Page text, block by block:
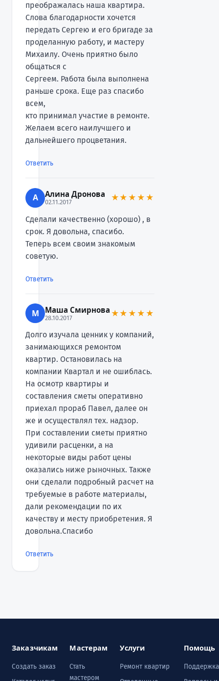
преображалась наша квартира.
Слова благодарности хочется
передать Сергею и его бригаде за
проделанную работу, и мастеру
Михаилу. Очень приятно было
общаться с
Сергеем. Работа была выполнена
раньше срока. Еще раз спасибо
всем,
кто принимал участие в ремонте.
Желаем всего наилучшего и
дальнейшего процветания.
Ответить
А Алина Дронова
02.11.2017 ★★★★★
Сделали качественно (хорошо) , в
срок. Я довольна, спасибо.
Теперь всем своим знакомым
советую.
Ответить
М Маша Смирнова
28.10.2017 ★★★★★
Долго изучала ценник у компаний,
занимающихся ремонтом
квартир. Остановилась на
компании Квартал и не ошиблась.
На осмотр квартиры и
составления сметы оперативно
приехал прораб Павел, далее он
же и осуществлял тех. надзор.
При составлении сметы приятно
удивили расценки, а на
некоторые виды работ цены
оказались ниже рыночных. Также
они сделали подробный расчет на
требуемые в работе материалы,
дали рекомендации по их
качеству и месту приобретения. Я
довольна.Спасибо
Ответить
Заказчикам
Создать заказ
Мастерам
Стать
мастером
Услуги
Ремонт квартир
Помощь
Поддержка